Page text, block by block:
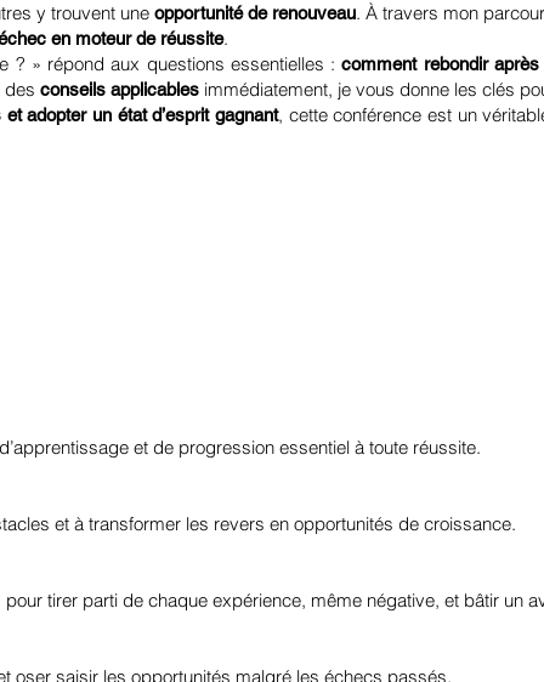
y trouvent une opportunité de renouveau. À travers mon
en moteur de réussite.
? » répond aux questions essentielles :comment rebondir
conseils applicables immédiatement, je vous donne les clés
adopter un état d’esprit gagnant, cette conférence est un
et de progression essentiel à toute réussite.
et à transformer les revers en opportunités de croissance.
tirer parti de chaque expérience, même négative, et bâtir un
oser saisir les opportunités malgré les échecs passés.